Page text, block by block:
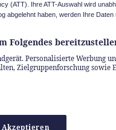
Eltern übernahm,
(ATT). Ihre ATT-Auswahl wird
abgelehnt haben, werden Ihre Daten
Folgendes
Personalisierte Werbung
Zielgruppenforschung sowie
Akzeptieren